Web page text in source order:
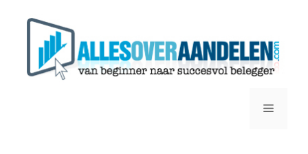
Menu